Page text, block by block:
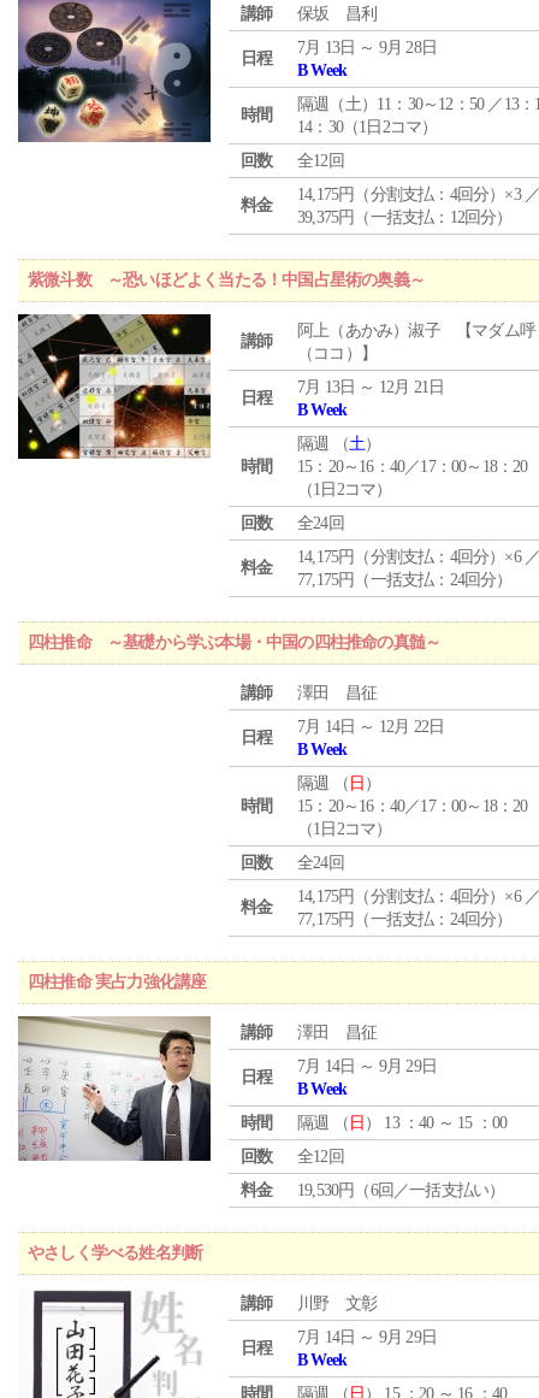
講師 保坂 昌利
日程
7月 13日 ～ 9月 28日
B Week
時間
隔週（土）11：30～12：50 ／13：
14：30（1日2コマ）
回数
全12回
料金
14,175円（分割支払：4回分）×3
39,375円（一括支払：12回分）
紫微斗数 ～恐いほどよく当たる！中国占星術の奥義～
講師
阿上（あかみ）淑子 【マダム呼
（ココ）】
日程
7月 13日 ～ 12月 21日
B Week
時間
隔週 （土）
15：20～16：40／17：00～18：20
（1日2コマ）
回数
全24回
料金
14,175円（分割支払：4回分）×6
77,175円（一括支払：24回分）
四柱推命 ～基礎から学ぶ本場・中国の四柱推命の真髄～
講師 澤田 昌征
日程
7月 14日 ～ 12月 22日
B Week
時間
隔週 （ 日 ）
15：20～16：40／17：00～18：20
（1日2コマ）
回数
全24回
料金
14,175円（分割支払：4回分）×6
77,175円（一括支払：24回分）
四柱推命 実占力強化講座
講師 澤田 昌征
日程
7月 14日 ～ 9月 29日
B Week
時間
隔週 （ 日 ） 13 ：40 ～ 15 ：00
回数
全12回
料金
19,530円（6回／一括支払い）
やさしく学べる姓名判断
講師 川野 文彰
日程
7月 14日 ～ 9月 29日
B Week
時間
隔週 （ 日 ） 15 ：20 ～ 16 ：40